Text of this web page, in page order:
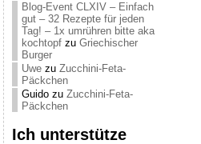
Blog-Event CLXIV – Einfach
gut – 32 Rezepte für jeden
Tag! – 1x umrühren bitte aka
kochtopf zu Griechischer
Burger
Uwe zu Zucchini-Feta-
Päckchen
Guido zu Zucchini-Feta-
Päckchen
Ich unterstütze